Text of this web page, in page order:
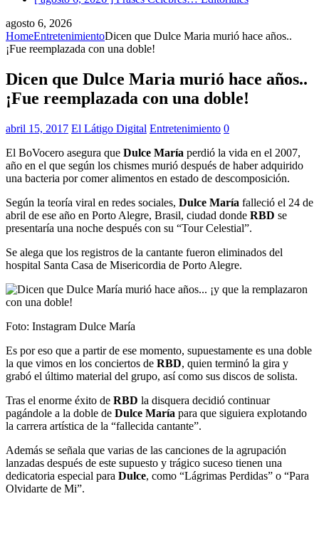
agosto 6, 2026
HomeEntretenimientoDicen que Dulce Maria murió hace años..
¡Fue reemplazada con una doble!
Dicen que Dulce Maria murió hace años..
¡Fue reemplazada con una doble!
abril 15, 2017 El Látigo Digital Entretenimiento 0
El BoVocero asegura que Dulce María perdió la vida en el 2007,
año en el que según los chismes murió después de haber adquirido
una bacteria por comer alimentos en estado de descomposición.
Según la teoría viral en redes sociales, Dulce María falleció el 24 de
abril de ese año en Porto Alegre, Brasil, ciudad donde RBD se
presentaría una noche después con su “Tour Celestial”.
Se alega que los registros de la cantante fueron eliminados del
hospital Santa Casa de Misericordia de Porto Alegre.
Foto: Instagram Dulce María
Es por eso que a partir de ese momento, supuestamente es una doble
la que vimos en los conciertos de RBD, quien terminó la gira y
grabó el último material del grupo, así como sus discos de solista.
Tras el enorme éxito de RBD la disquera decidió continuar
pagándole a la doble de Dulce María para que siguiera explotando
la carrera artística de la “fallecida cantante”.
Además se señala que varias de las canciones de la agrupación
lanzadas después de este supuesto y trágico suceso tienen una
dedicatoria especial para Dulce, como “Lágrimas Perdidas” o “Para
Olvidarte de Mi”.